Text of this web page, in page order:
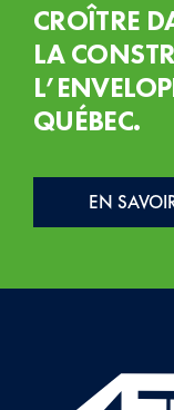
CROÎTRE
LA
QUÉBEC.
EN